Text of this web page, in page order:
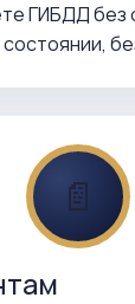
ГИБДД без
📄